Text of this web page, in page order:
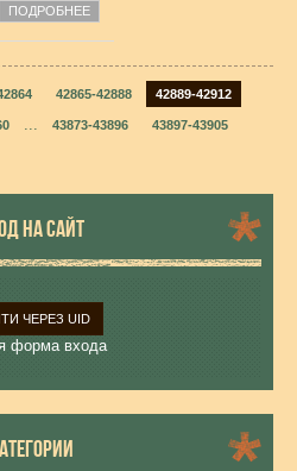
ПОДРОБНЕЕ
42865-42888 42889-42912
... 43873-43896 43897-43905
НА САЙТ
ЧЕРЕЗ UID
форма входа